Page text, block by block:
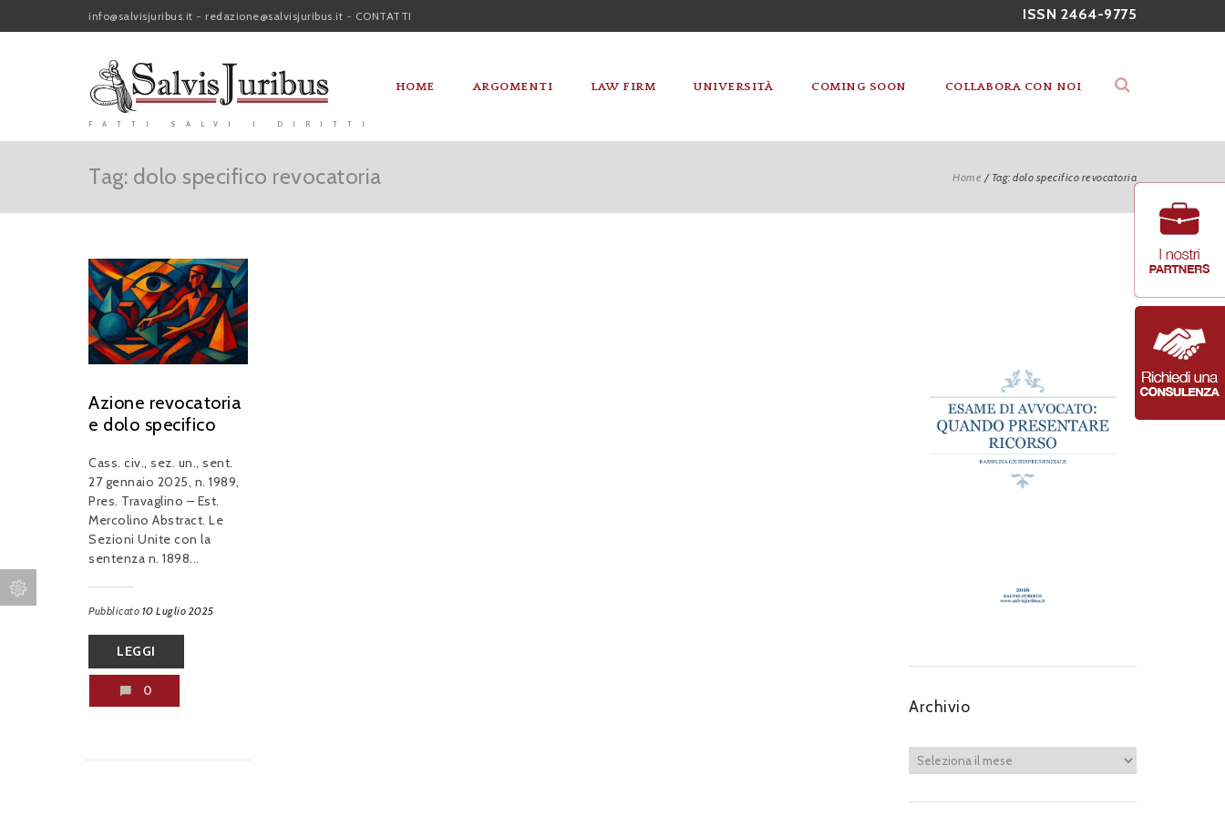
ISSN 2464-9775
info@salvisjuribus.it - redazione@salvisjuribus.it - CONTATTI
FATTI SALVI I DIRITTI
HOME ARGOMENTI LAW FIRM UNIVERSITÀ COMING SOON COLLABORA CON NOI
Home / Tag: dolo specifico revocatoria
Tag: dolo specifico revocatoria
Azione revocatoria
e dolo specifico
Cass. civ., sez. un., sent.
27 gennaio 2025, n. 1989,
Pres. Travaglino – Est.
Mercolino Abstract. Le
Sezioni Unite con la
sentenza n. 1898...
Pubblicato 10 Luglio 2025
LEGGI
0
Archivio